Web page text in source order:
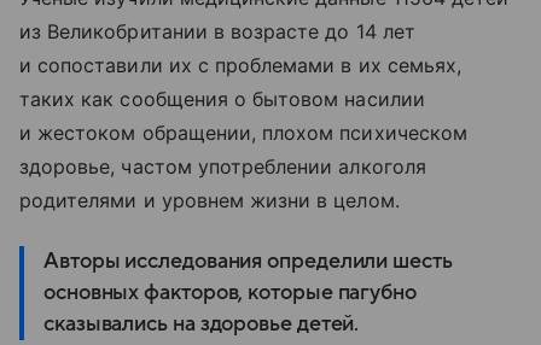
из Великобритании в возрасте до 14 лет
и сопоставили их с проблемами в их семьях,
таких как сообщения о бытовом насилии
и жестоком обращении, плохом психическом
здоровье, частом употреблении алкоголя
родителями и уровнем жизни в целом.
Авторы исследования определили шесть
основных факторов, которые пагубно
сказывались на здоровье детей.